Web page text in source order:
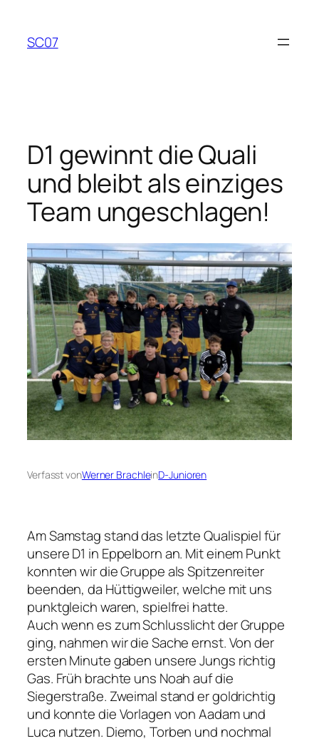
springen
SC07
D1 gewinnt die Quali
und bleibt als einziges
Team ungeschlagen!
Verfasst vonWerner BrachleinD-Junioren
Am Samstag stand das letzte Qualispiel für
unsere D1 in Eppelborn an. Mit einem Punkt
konnten wir die Gruppe als Spitzenreiter
beenden, da Hüttigweiler, welche mit uns
punktgleich waren, spielfrei hatte.
Auch wenn es zum Schlusslicht der Gruppe
ging, nahmen wir die Sache ernst. Von der
ersten Minute gaben unsere Jungs richtig
Gas. Früh brachte uns Noah auf die
Siegerstraße. Zweimal stand er goldrichtig
und konnte die Vorlagen von Aadam und
Luca nutzen. Diemo, Torben und nochmal